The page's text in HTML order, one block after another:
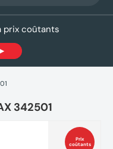
prix coûtants
342501
Prix
coûtants